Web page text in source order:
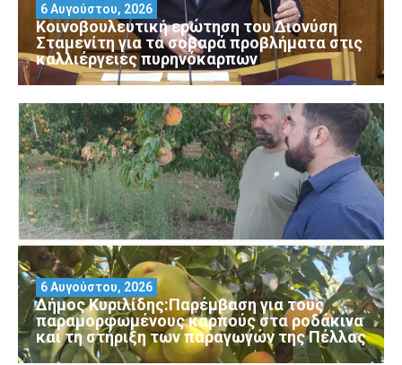
Κοινοβουλευτική ερώτηση του Διονύση
Σταμενίτη για τα σοβαρά προβλήματα στις
καλλιέργειες πυρηνόκαρπων
6 Αυγούστου, 2026
Δήμος Κυριλίδης:Παρέμβαση για τους
παραμορφωμένους καρπούς στα ροδάκινα
και τη στήριξη των παραγωγών της Πέλλας
6 Αυγούστου, 2026